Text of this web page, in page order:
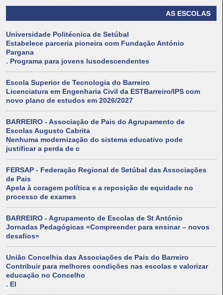
AS ESCOLAS
Universidade Politécnica de Setúbal
Estabelece parceria pioneira com Fundação António
Pargana
. Programa para jovens lusodescendentes
Escola Superior de Tecnologia do Barreiro
Licenciatura em Engenharia Civil da ESTBarreiro/IPS com
novo plano de estudos em 2026/2027
BARREIRO - Associação de Pais do Agrupamento de
Escolas Augusto Cabrita
Nenhuma modernização do sistema educativo pode
justificar a perda de c
FERSAP - Federação Regional de Setúbal das Associações
de Pais
Apela à coragem política e a reposição de equidade no
processo de exames
BARREIRO - Agrupamento de Escolas de St António
Jornadas Pedagógicas «Compreender para ensinar – novos
desafios»
União Concelhia das Associações de Pais do Barreiro
Contribuir para melhores condições nas escolas e valorizar
educação no Concelho
. El